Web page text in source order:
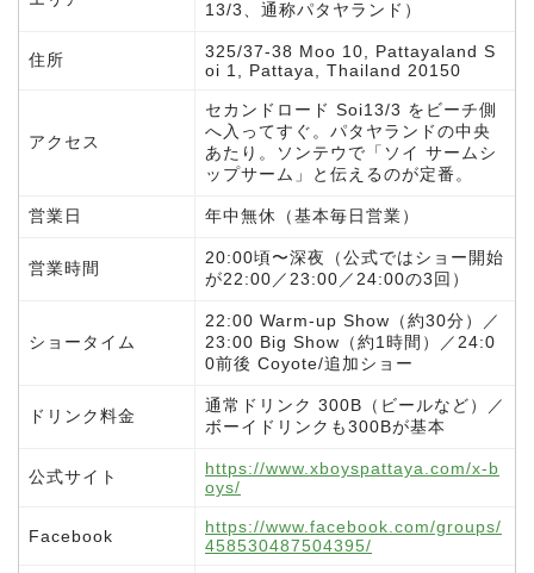
13/3、通称パタヤランド）
住所
325/37-38 Moo 10, Pattayaland S
oi 1, Pattaya, Thailand 20150
アクセス
セカンドロード Soi13/3 をビーチ側
へ入ってすぐ。パタヤランドの中央
あたり。ソンテウで「ソイ サームシ
ップサーム」と伝えるのが定番。
営業日 年中無休（基本毎日営業）
営業時間
20:00頃〜深夜（公式ではショー開始
が22:00／23:00／24:00の3回）
ショータイム
22:00 Warm-up Show（約30分）／
23:00 Big Show（約1時間）／24:0
0前後 Coyote/追加ショー
ドリンク料金
通常ドリンク 300B（ビールなど）／
ボーイドリンクも300Bが基本
公式サイト
https://www.xboyspattaya.com/x-b
oys/
Facebook
https://www.facebook.com/groups/
458530487504395/